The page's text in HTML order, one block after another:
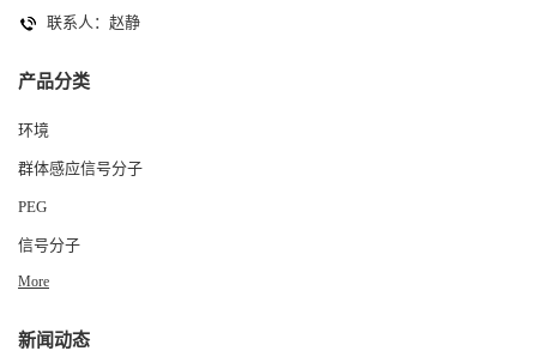
联系人：赵静
产品分类
环境
群体感应信号分子
PEG
信号分子
More
新闻动态